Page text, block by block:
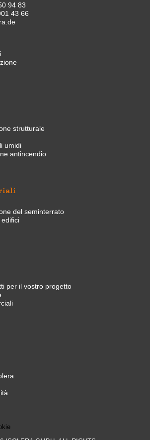
94 83
43 66
strutturale
umidi
antincendio
del seminterrato
per il vostro progetto